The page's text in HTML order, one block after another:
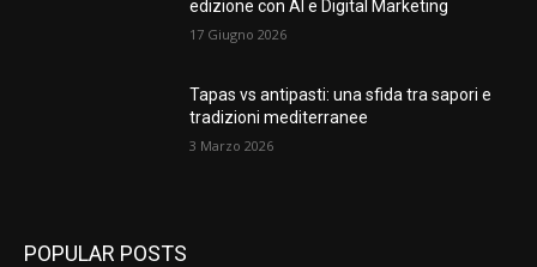
edizione con AI e Digital Marketing
17 Giugno 2026
Tapas vs antipasti: una sfida tra sapori e
tradizioni mediterranee
3 Marzo 2026
POPULAR POSTS